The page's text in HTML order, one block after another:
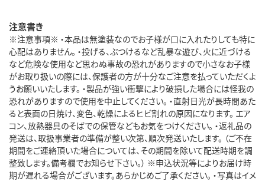
注意書き
※注意事項※ ・本品は無塗装なのでお子様が口に入れたりしても特に
心配はありません。 ・投げる、ぶつけるなど乱暴な遊び、火に近づける
など危険な使用など思わぬ事故の恐れがありますので小さなお子様
がお取り扱いの際には、保護者の方が十分なご注意を払っていただくよ
うお願いいたします。 ・製品が強い衝撃により破損した場合には怪我の
恐れがありますので使用を中止してください。 ・直射日光が長時間あた
ると表面の日焼け、変色、乾燥によるヒビ割れの原因になります。 エア
コン、放熱器具のそばでの保管などもお気をつけください。 ・返礼品の
発送は、取扱事業者の準備が整い次第、順次発送いたします。 （ご不在
期間をご連絡頂いた場合については、その期間を除いて配送時期を調
整致します。備考欄でお知らせ下さい。） ※申込状況等によりお届け時
期が遅れる場合がございます。あらかじめご了承ください。 ・写真はイメ